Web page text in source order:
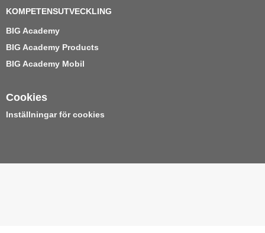
KOMPETENSUTVECKLING
BIG Academy
BIG Academy Products
BIG Academy Mobil
Cookies
Inställningar för cookies